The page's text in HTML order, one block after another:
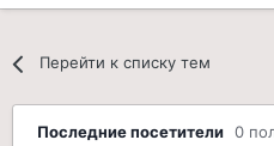
Перейти к списку тем
Последние посетители 0